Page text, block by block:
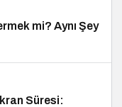
mi? Aynı Şey
Süresi: